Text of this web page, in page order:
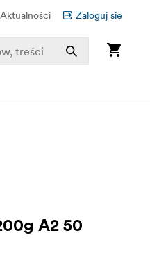
Aktualności Zaloguj sie
A2 50